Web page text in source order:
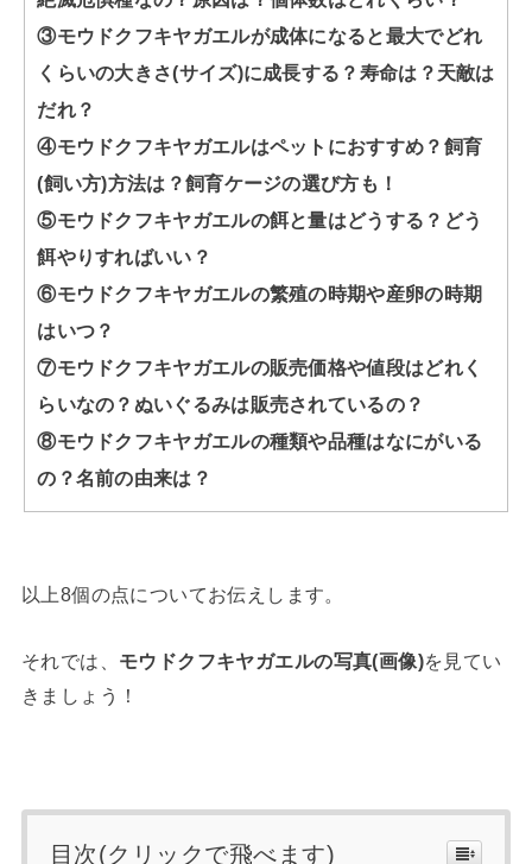
③モウドクフキヤガエルが成体になると最大でどれ
くらいの大きさ(サイズ)に成長する？寿命は？天敵は
だれ？
④モウドクフキヤガエルはペットにおすすめ？飼育
(飼い方)方法は？飼育ケージの選び方も！
⑤モウドクフキヤガエルの餌と量はどうする？どう
餌やりすればいい？
⑥モウドクフキヤガエルの繁殖の時期や産卵の時期
はいつ？
⑦モウドクフキヤガエルの販売価格や値段はどれく
らいなの？ぬいぐるみは販売されているの？
⑧モウドクフキヤガエルの種類や品種はなにがいる
の？名前の由来は？
以上8個の点についてお伝えします。
それでは、 モウドクフキヤガエルの写真(画像)を見てい
きましょう！
目次(クリックで飛べます)